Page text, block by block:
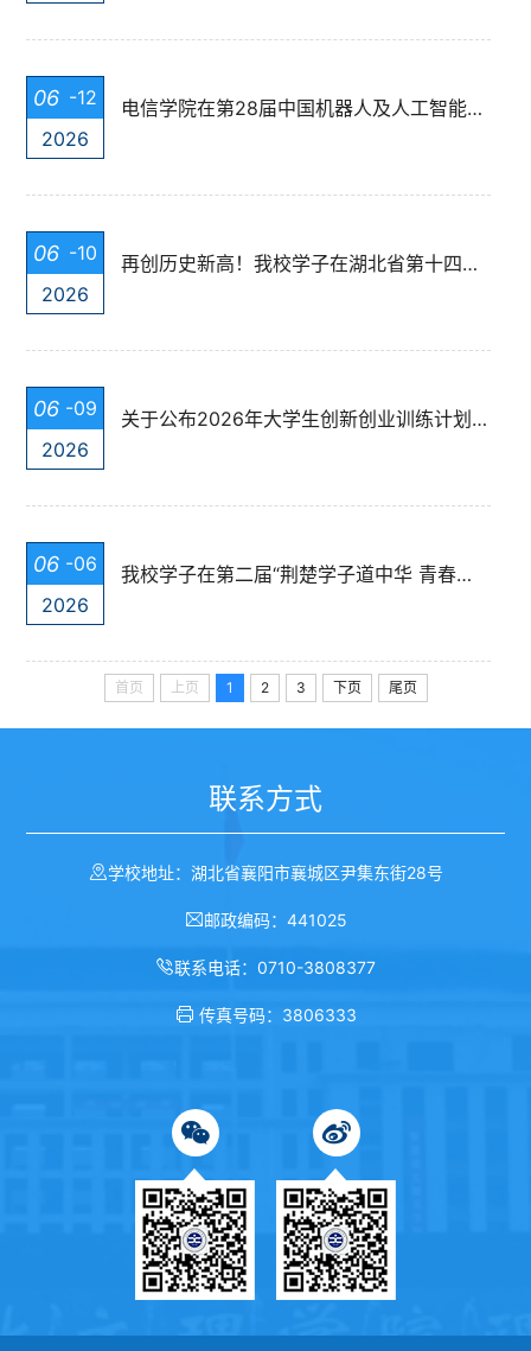
06 -12
2026
电信学院在第28届中国机器人及人工智能大赛湖北赛区选拔赛中斩获佳绩
06 -10
2026
再创历史新高！我校学子在湖北省第十四届“挑战杯”大学生创业计划竞赛...
06 -09
2026
关于公布2026年大学生创新创业训练计划项目结题结果的通知
06 -06
2026
我校学子在第二届“荆楚学子道中华 青春托举中国梦”大学生铸牢中华民族...
首页 上页 1 2 3 下页 尾页
联系方式
学校地址：湖北省襄阳市襄城区尹集东街28号
邮政编码：441025
联系电话：0710-3808377
传真号码：3806333